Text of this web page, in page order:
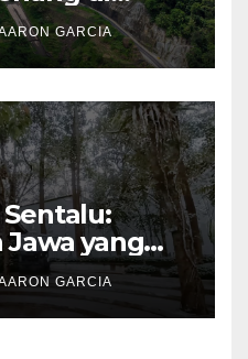
Kulon
GARCIA
yang
Kaliurang
GARCIA